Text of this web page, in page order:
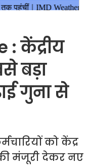
केंद्रीय
बड़ा
गुना से
को केंद्र
मंजूरी देकर नए